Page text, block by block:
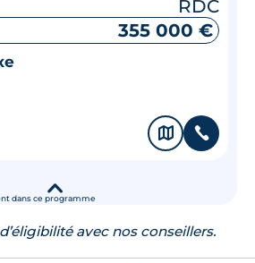
dans ce programme
RDC
355 000 €
🗞 📞
▾
avec nos conseillers.